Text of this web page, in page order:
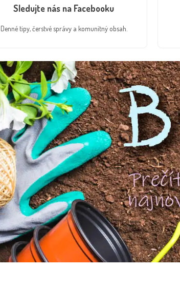
Sledujte nás na Facebooku
Denné tipy, čerstvé správy a komunitný obsah.